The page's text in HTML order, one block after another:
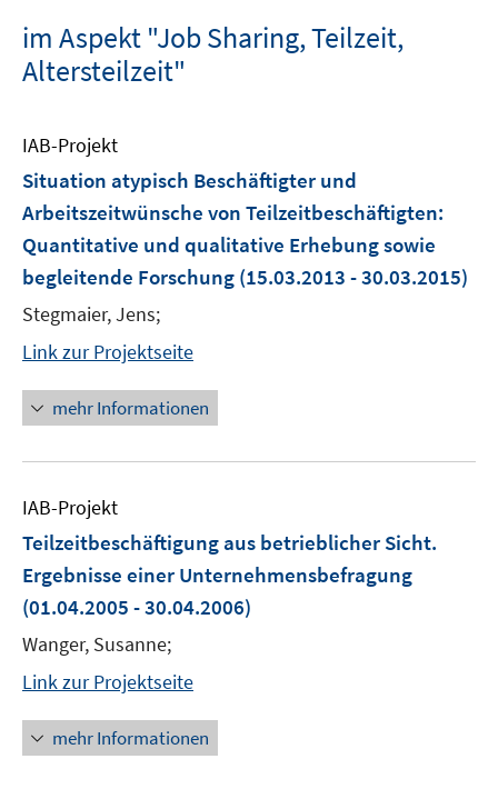
im Aspekt "Job Sharing, Teilzeit,
Altersteilzeit"
IAB-Projekt
Situation atypisch Beschäftigter und
Arbeitszeitwünsche von Teilzeitbeschäftigten:
Quantitative und qualitative Erhebung sowie
begleitende Forschung (15.03.2013 - 30.03.2015)
Stegmaier, Jens;
Link zur Projektseite
mehr Informationen
IAB-Projekt
Teilzeitbeschäftigung aus betrieblicher Sicht.
Ergebnisse einer Unternehmensbefragung
(01.04.2005 - 30.04.2006)
Wanger, Susanne;
Link zur Projektseite
mehr Informationen